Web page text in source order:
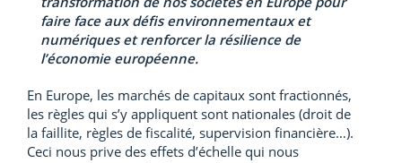
faire face aux défis environnementaux et
numériques et renforcer la résilience de
l’économie européenne.
En Europe, les marchés de capitaux sont fractionnés,
les règles qui s’y appliquent sont nationales (droit de
la faillite, règles de fiscalité, supervision financière…).
Ceci nous prive des effets d’échelle qui nous